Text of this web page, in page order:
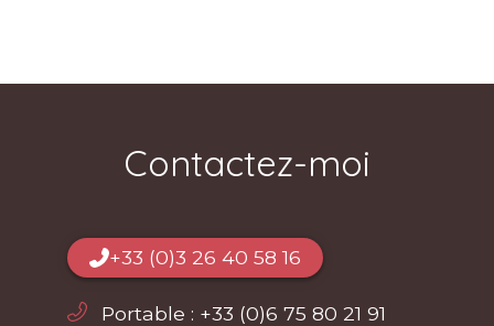
Contactez-moi
+33 (0)3 26 40 58 16
Portable : +33 (0)6 75 80 21 91